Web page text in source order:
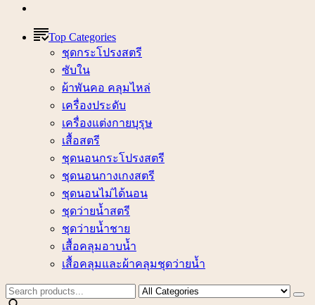
Top Categories
ชุดกระโปรงสตรี
ซับใน
ผ้าพันคอ คลุมไหล่
เครื่องประดับ
เครื่องแต่งกายบุรุษ
เสื้อสตรี
ชุดนอนกระโปรงสตรี
ชุดนอนกางเกงสตรี
ชุดนอนไม่ได้นอน
ชุดว่ายน้ำสตรี
ชุดว่ายน้ำชาย
เสื้อคลุมอาบน้ำ
เสื้อคลุมและผ้าคลุมชุดว่ายน้ำ